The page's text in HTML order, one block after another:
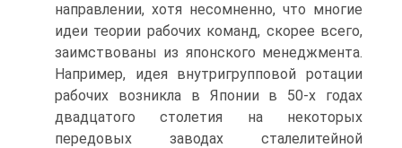
направлении, хотя несомненно, что многие
идеи теории рабочих команд, скорее всего,
заимствованы из японского менеджмента.
Например, идея внутригрупповой ротации
рабочих возникла в Японии в 50-х годах
двадцатого столетия на некоторых
передовых заводах сталелитейной